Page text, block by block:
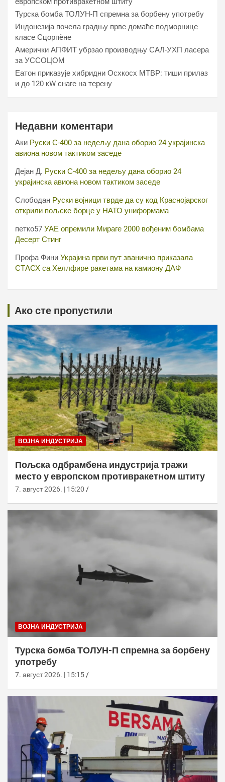
Турска бомба ТОЛУН-П спремна за борбену употребу
Индонезија почела градњу прве домаће подморнице
класе Сцорпèне
Амерички АПФИТ убрзао производњу САЛ-УХП ласера
за УССОЦОМ
Еатон приказује хибридни Осхкосх МТВР: тиши прилаз
и до 120 кW снаге на терену
Недавни коментари
Аки Руски С-400 за недељу дана оборио 24 украјинска
авиона новом тактиком заседе
Дејан Д. Руски С-400 за недељу дана оборио 24
украјинска авиона новом тактиком заседе
Слободан Руски војници тврде да су код Краснојарског
открили пољске борце у НАТО униформама
петко57 УАЕ опремили Мираге 2000 вођеним бомбама
Десерт Стинг
Профа Фини Украјина први пут званично приказала
СТАСХ са Хеллфире ракетама на камиону ДАФ
Ако сте пропустили
ВОЈНА ИНДУСТРИЈА
Пољска одбрамбена индустрија тражи
место у европском противракетном штиту
7. август 2026. | 15:20
ВОЈНА ИНДУСТРИЈА
Турска бомба ТОЛУН-П спремна за борбену
употребу
7. август 2026. | 15:15